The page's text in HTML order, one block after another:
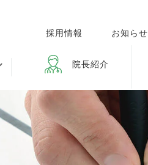
院長紹介
採用情報 お知らせ